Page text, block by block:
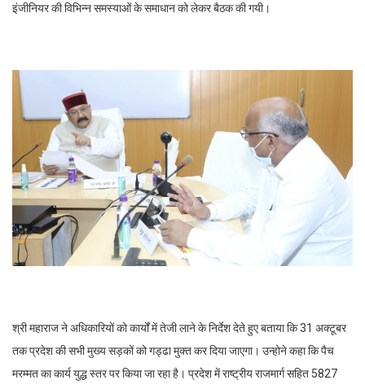
इंजीनियर की विभिन्न समस्याओं के समाधान को लेकर बैठक की गयी।
श्री महाराज ने अधिकारियों को कार्यों में तेजी लाने के निर्देश देते हुए बताया कि 31 अक्टूबर
तक प्रदेश की सभी मुख्य सड़कों को गड्ढा मुक्त कर दिया जाएगा। उन्होने कहा कि पैच
मरम्मत का कार्य युद्ध स्तर पर किया जा रहा है। प्रदेश में राष्ट्रीय राजमार्ग सहित 5827